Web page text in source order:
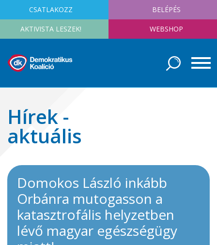
CSATLAKOZZ BELÉPÉS
AKTIVISTA LESZEK! WEBSHOP
Hírek -
aktuális
Domokos László inkább
Orbánra mutogasson a
katasztrofális helyzetben
lévő magyar egészségügy